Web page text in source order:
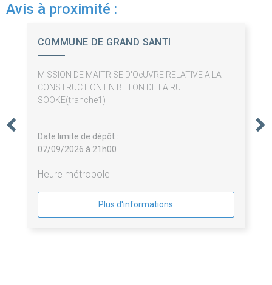
Avis à proximité :
COMMUNE DE GRAND SANTI
MISSION DE MAITRISE D'OeUVRE RELATIVE A LA
CONSTRUCTION EN BETON DE LA RUE
SOOKE(tranche1)
Date limite de dépôt :
07/09/2026 à 21h00
Heure métropole
Plus d'informations